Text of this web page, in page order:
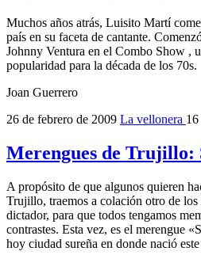
Muchos años atrás, Luisito Martí
país en su faceta de cantante.
Johnny Ventura en el Combo Show ,
popularidad para la década de los 70s.
Joan Guerrero
26 de febrero de 2009 La vellonera
Merengues de Trujillo:
A propósito de que algunos quieren
Trujillo, traemos a colación otro de los
dictador, para que todos tengamos
contrastes. Esta vez, es el merengue
hoy ciudad sureña en donde nació